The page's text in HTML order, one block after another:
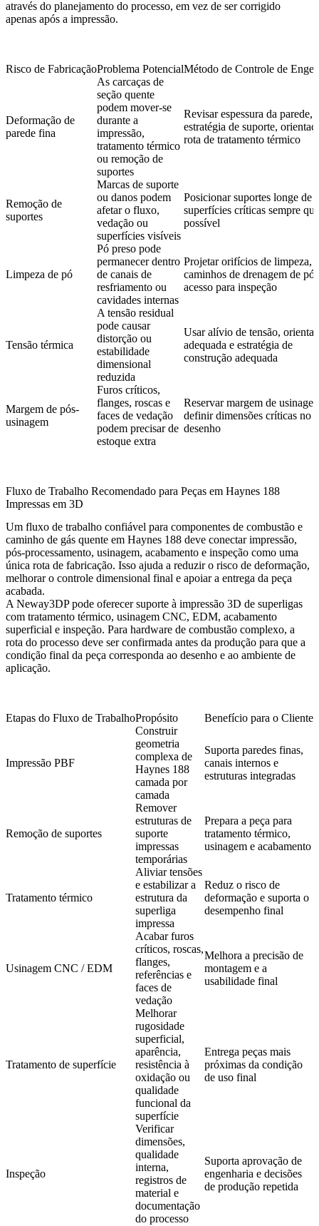
através do planejamento do processo, em vez de ser corrigido
apenas após a impressão.
Risco de FabricaçãoProblema PotencialMétodo de Controle de
Deformação de
parede fina
As carcaças de
seção quente
podem mover-se
durante a
impressão,
tratamento térmico
ou remoção de
suportes
Revisar espessura da parede,
estratégia de suporte,
rota de tratamento térmico
Remoção de
suportes
Marcas de suporte
ou danos podem
afetar o fluxo,
vedação ou
superfícies visíveis
Posicionar suportes longe de
superfícies críticas sempre que
possível
Limpeza de pó
Pó preso pode
permanecer dentro
de canais de
resfriamento ou
cavidades internas
Projetar orifícios de limpeza,
caminhos de drenagem de pó
acesso para inspeção
Tensão térmica
A tensão residual
pode causar
distorção ou
estabilidade
dimensional
reduzida
Usar alívio de tensão,
adequada e estratégia de
construção adequada
Margem de pós-
usinagem
Furos críticos,
flanges, roscas e
faces de vedação
podem precisar de
estoque extra
Reservar margem de
definir dimensões críticas no
desenho
Fluxo de Trabalho Recomendado para Peças em Haynes 188
Impressas em 3D
Um fluxo de trabalho confiável para componentes de combustão e
caminho de gás quente em Haynes 188 deve conectar impressão,
pós-processamento, usinagem, acabamento e inspeção como uma
única rota de fabricação. Isso ajuda a reduzir o risco de deformação,
melhorar o controle dimensional final e apoiar a entrega da peça
acabada.
A Neway3DP pode oferecer suporte à impressão 3D de superligas
com tratamento térmico, usinagem CNC, EDM, acabamento
superficial e inspeção. Para hardware de combustão complexo, a
rota do processo deve ser confirmada antes da produção para que a
condição final da peça corresponda ao desenho e ao ambiente de
aplicação.
Etapas do Fluxo de TrabalhoPropósito Benefício para o Cliente
Impressão PBF
Construir
geometria
complexa de
Haynes 188
camada por
camada
Suporta paredes finas,
canais internos e
estruturas integradas
Remoção de suportes
Remover
estruturas de
suporte
impressas
temporárias
Prepara a peça para
tratamento térmico,
usinagem e acabamento
Tratamento térmico
Aliviar tensões
e estabilizar a
estrutura da
superliga
impressa
Reduz o risco de
deformação e suporta o
desempenho final
Usinagem CNC / EDM
Acabar furos
críticos, roscas,
flanges,
referências e
faces de
vedação
Melhora a precisão de
montagem e a
usabilidade final
Tratamento de superfície
Melhorar
rugosidade
superficial,
aparência,
resistência à
oxidação ou
qualidade
funcional da
superfície
Entrega peças mais
próximas da condição
de uso final
Inspeção
Verificar
dimensões,
qualidade
interna,
registros de
material e
documentação
do processo
Suporta aprovação de
engenharia e decisões
de produção repetida